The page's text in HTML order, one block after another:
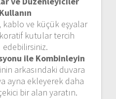
Kullanın
kablo ve küçük eşyalar
kutular tercih
edebilirsiniz.
ile Kombinleyin
arkasındaki duvara
ayna ekleyerek daha
bir alan yaratın.